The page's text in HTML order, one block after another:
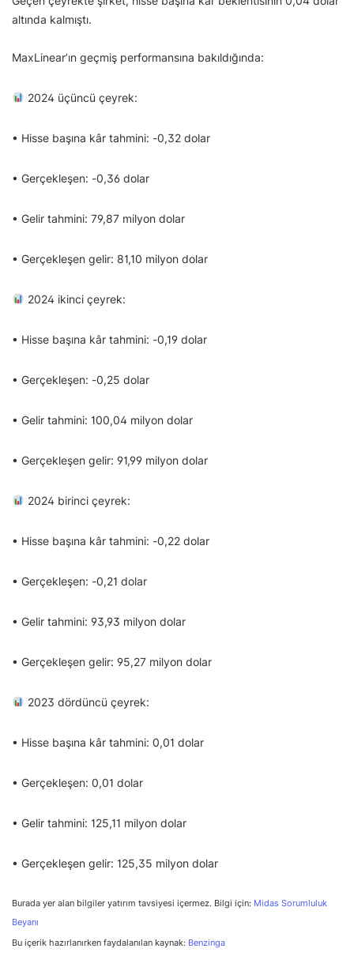
altında kalmıştı.
MaxLinear’ın geçmiş performansına bakıldığında:
2024 üçüncü çeyrek:
• Hisse başına kâr tahmini: -0,32 dolar
• Gerçekleşen: -0,36 dolar
• Gelir tahmini: 79,87 milyon dolar
• Gerçekleşen gelir: 81,10 milyon dolar
2024 ikinci çeyrek:
• Hisse başına kâr tahmini: -0,19 dolar
• Gerçekleşen: -0,25 dolar
• Gelir tahmini: 100,04 milyon dolar
• Gerçekleşen gelir: 91,99 milyon dolar
2024 birinci çeyrek:
• Hisse başına kâr tahmini: -0,22 dolar
• Gerçekleşen: -0,21 dolar
• Gelir tahmini: 93,93 milyon dolar
• Gerçekleşen gelir: 95,27 milyon dolar
2023 dördüncü çeyrek:
• Hisse başına kâr tahmini: 0,01 dolar
• Gerçekleşen: 0,01 dolar
• Gelir tahmini: 125,11 milyon dolar
• Gerçekleşen gelir: 125,35 milyon dolar
Burada yer alan bilgiler yatırım tavsiyesi içermez. Bilgi için: Midas Sorumluluk
Beyanı
Bu içerik hazırlanırken faydalanılan kaynak: Benzinga